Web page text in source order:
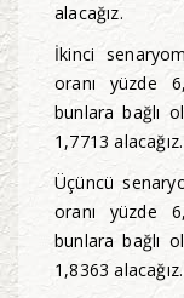
alacağız.
İkinci
oranı yüzde
bunlara bağlı
1,7713 alacağız.
Üçüncü
oranı yüzde
bunlara bağlı
1,8363 alacağız.